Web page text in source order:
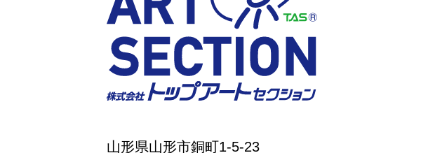
山形県山形市銅町1-5-23